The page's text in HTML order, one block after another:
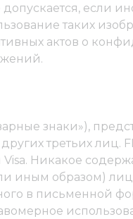
если
таких
актов о
знаки»),
третьих лиц.
Никакое
иным образом)
в письменной